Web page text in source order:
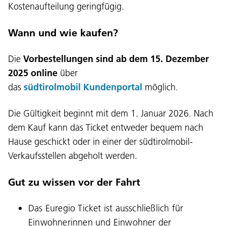
Kostenaufteilung geringfügig.
Wann und wie kaufen?
Die Vorbestellungen sind ab dem 15. Dezember
2025 online über
das südtirolmobil Kundenportal möglich.
Die Gültigkeit beginnt mit dem 1. Januar 2026. Nach
dem Kauf kann das Ticket entweder bequem nach
Hause geschickt oder in einer der südtirolmobil-
Verkaufsstellen abgeholt werden.
Gut zu wissen vor der Fahrt
Das Euregio Ticket ist ausschließlich für
Einwohnerinnen und Einwohner der